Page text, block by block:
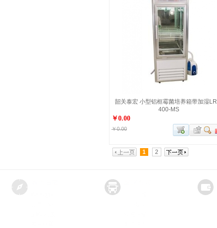
韶关泰宏 小型铝框霉菌培养箱带加湿
400-MS
￥0.00
￥0.00
1 2